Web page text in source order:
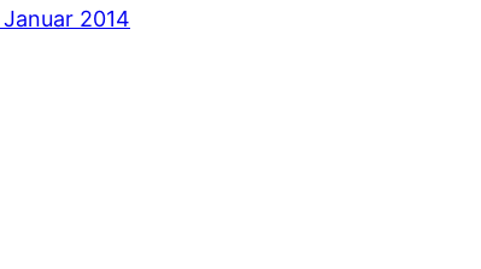
Januar 2014